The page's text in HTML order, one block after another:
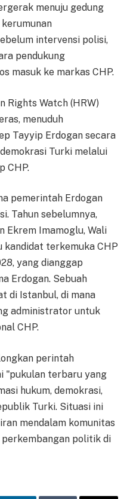
menuju gedung
intervensi polisi,
pendukung
masuk ke markas CHP.
Rights Watch (HRW)
menuduh
Tayyip Erdogan secara
Turki melalui
CHP.
pemerintah Erdogan
Tahun sebelumnya,
Ekrem Imamoglu, Wali
kandidat terkemuka CHP
yang dianggap
Erdogan. Sebuah
di Istanbul, di mana
administrator untuk
CHP.
perintah
"pukulan terbaru yang
hukum, demokrasi,
Turki. Situasi ini
mendalam komunitas
politik di